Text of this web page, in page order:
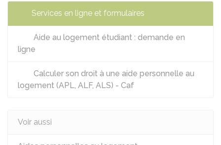
Services en ligne et formulaires
Aide au logement étudiant : demande en
ligne
Calculer son droit à une aide personnelle au
logement (APL, ALF, ALS) - Caf
Voir aussi